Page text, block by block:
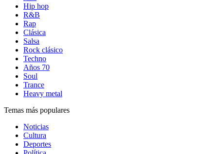
Hip hop
R&B
Rap
Clásica
Salsa
Rock clásico
Techno
Años 70
Soul
Trance
Heavy metal
Temas más populares
Noticias
Cultura
Deportes